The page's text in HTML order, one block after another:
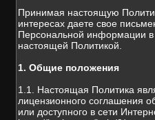
Принимая настоящую
интересах даете свое
Персональной информации в
настоящей Политикой.
1. Общие положения
1.1. Настоящая Политика
лицензионного соглашения
или доступного в сети